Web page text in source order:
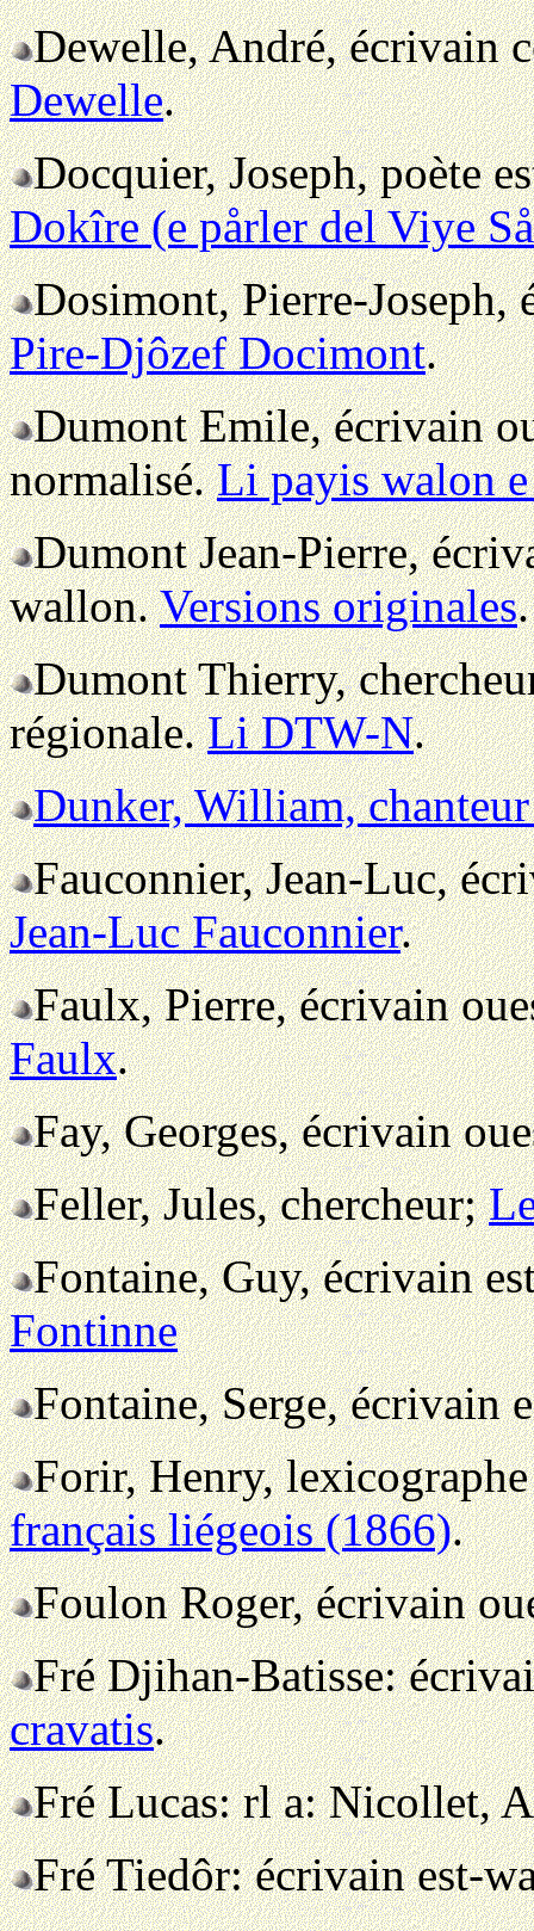
Dewelle, André, écrivain
Dewelle.
Docquier, Joseph, poète
Dokîre (e pårler del Viye
Dosimont, Pierre-
Pire-Djôzef Docimont.
Dumont Emile, écrivain
normalisé.Li payis walon
Dumont Jean-Pierre,
wallon.Versions originales.
Dumont Thierry,
régionale.Li DTW-N.
Dunker, William,
Fauconnier, Jean-Luc,
Jean-Luc Fauconnier.
Faulx, Pierre, écrivain
Faulx.
Fay, Georges, écrivain
Feller, Jules, chercheur;
Fontaine, Guy, écrivain
Fontinne
Fontaine, Serge, écrivain
Forir, Henry,
français liégeois (1866).
Foulon Roger, écrivain
Fré Djihan-Batisse:
cravatis.
Fré Lucas: rl a: Nicollet,
Fré Tiedôr: écrivain est-